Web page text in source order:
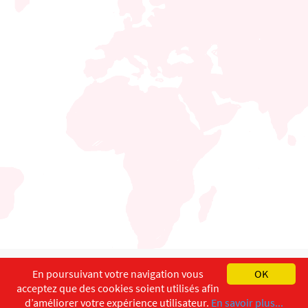
English Français
Copyright ©ISEC-AdW Aspects légaux
OK
En poursuivant votre navigation vous
acceptez que des cookies soient utilisés afin
d’améliorer votre expérience utilisateur. En savoir plus...